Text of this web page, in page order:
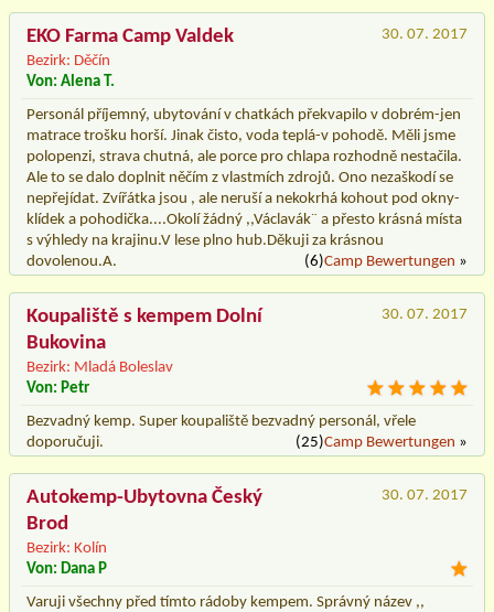
EKO Farma Camp Valdek
Bezirk: Děčín
30. 07. 2017
Von: Alena T.
Personál příjemný, ubytování v chatkách překvapilo v dobrém-jen
matrace trošku horší. Jinak čisto, voda teplá-v pohodě. Měli jsme
polopenzi, strava chutná, ale porce pro chlapa rozhodně nestačila.
Ale to se dalo doplnit něčím z vlastmích zdrojů. Ono nezaškodí se
nepřejídat. Zvířátka jsou , ale neruší a nekokrhá kohout pod okny-
klídek a pohodička....Okolí žádný ,,Václavák¨ a přesto krásná místa
s výhledy na krajinu.V lese plno hub.Děkuji za krásnou
dovolenou.A.
(6)Camp Bewertungen »
Koupaliště s kempem Dolní
Bukovina
Bezirk: Mladá Boleslav
30. 07. 2017
Von: Petr
Bezvadný kemp. Super koupaliště bezvadný personál, vřele
doporučuji.
(25)Camp Bewertungen »
Autokemp-Ubytovna Český
Brod
Bezirk: Kolín
30. 07. 2017
Von: Dana P
Varuji všechny před tímto rádoby kempem. Správný název ,,